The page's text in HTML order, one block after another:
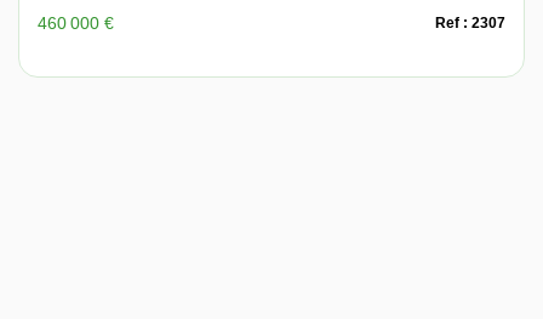
460 000 € Ref : 2307